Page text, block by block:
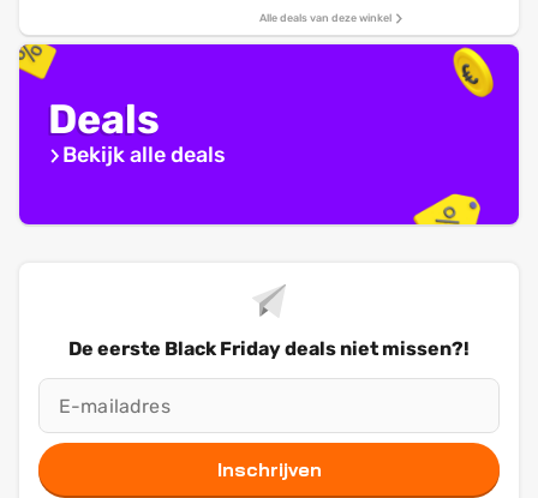
Alle deals van deze winkel
Deals
Bekijk alle deals
De eerste Black Friday deals niet missen?!
Inschrijven